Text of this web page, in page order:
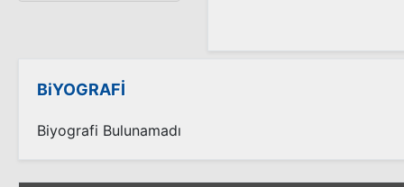
BiYOGRAFİ
Biyografi Bulunamadı